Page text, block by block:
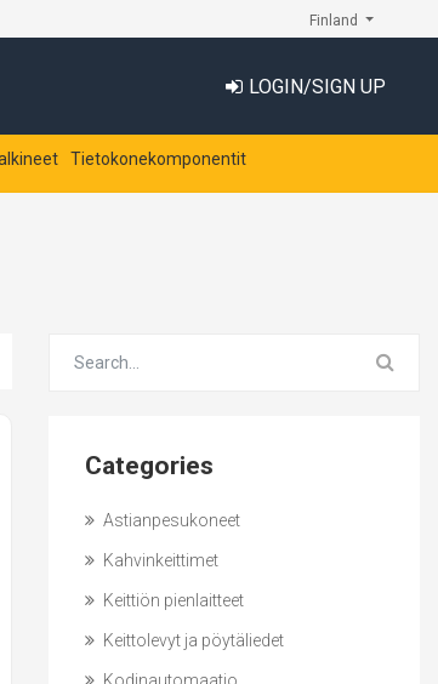
Finland
LOGIN/SIGN UP
Tietokonekomponentit
Categories
Astianpesukoneet
Kahvinkeittimet
Keittiön pienlaitteet
Keittolevyt ja pöytäliedet